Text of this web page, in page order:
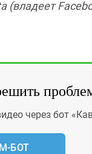
(владеет
через бот
БОТ